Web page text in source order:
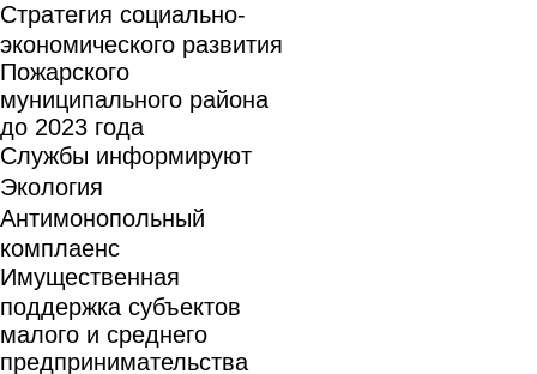
Стратегия социально-
экономического развития
Пожарского
муниципального района
до 2023 года
Службы информируют
Экология
Антимонопольный
комплаенс
Имущественная
поддержка субъектов
малого и среднего
предпринимательства